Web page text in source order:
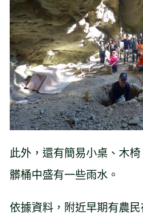
此外，還有簡易小桌、木
髒桶中盛有一些雨水。
依據資料，附近早期有農